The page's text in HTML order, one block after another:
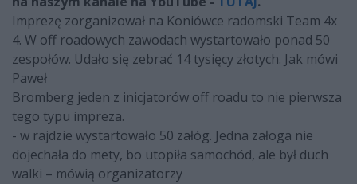
Imprezę zorganizował na Koniówce radomski Team 4x
4. W off roadowych zawodach wystartowało ponad 50
zespołów. Udało się zebrać 14 tysięcy złotych. Jak mówi
Paweł
Bromberg jeden z inicjatorów off roadu to nie pierwsza
tego typu impreza.
- w rajdzie wystartowało 50 załóg. Jedna załoga nie
dojechała do mety, bo utopiła samochód, ale był duch
walki – mówią organizatorzy